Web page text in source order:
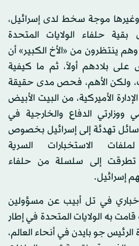
وغيرها موجة سخط لدى إسرائيل،
حلفاء الولايات المتحدة
ينتظرون من «الأخ الكبير» أن
بلادهم أولاً، ثم ما كيفية
ولكن الأهم، فحص مدى حقيقة
الأميركية، من البيت الأبيض
ووزارتي الدفاع والخارجية في
تهدئة إلى إسرائيل بخصوص
الاستخبارات السرية
تطرقت إلى سلسلة من حلفاء
إسرائيل.
في تل أبيب عن مسؤولين
قامت به الولايات المتحدة في إطار
الرئيس جو بايدن في أنحاء العالم،